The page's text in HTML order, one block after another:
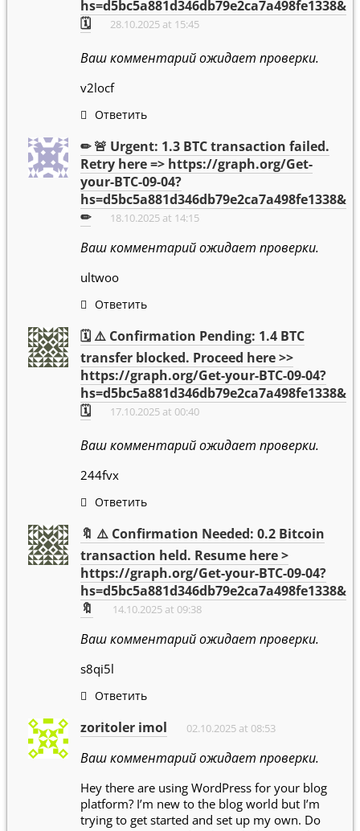
hs=d5bc5a881d346db79e2ca7a498fe1338&
🗓
28.10.2025 at 15:45
Ваш комментарий ожидает проверки.
v2locf
Ответить
✏ 🚨 Urgent: 1.3 BTC transaction failed.
Retry here => https://graph.org/Get-
your-BTC-09-04?
hs=d5bc5a881d346db79e2ca7a498fe1338&
✏
18.10.2025 at 14:15
Ваш комментарий ожидает проверки.
ultwoo
Ответить
🗓 ⚠️ Confirmation Pending: 1.4 BTC
transfer blocked. Proceed here >>
https://graph.org/Get-your-BTC-09-04?
hs=d5bc5a881d346db79e2ca7a498fe1338&
🗓
17.10.2025 at 00:40
Ваш комментарий ожидает проверки.
244fvx
Ответить
🔖 ⚠️ Confirmation Needed: 0.2 Bitcoin
transaction held. Resume here >
https://graph.org/Get-your-BTC-09-04?
hs=d5bc5a881d346db79e2ca7a498fe1338&
🔖
14.10.2025 at 09:38
Ваш комментарий ожидает проверки.
s8qi5l
Ответить
zoritoler imol 02.10.2025 at 08:53
Ваш комментарий ожидает проверки.
Hey there are using WordPress for your blog
platform? I’m new to the blog world but I’m
trying to get started and set up my own. Do